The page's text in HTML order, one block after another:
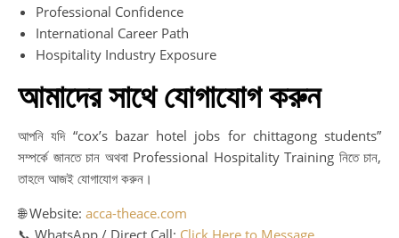
Professional Confidence
International Career Path
Hospitality Industry Exposure
আমাদের সাথে যোগাযোগ করুন
আপনি যদি “cox’s bazar hotel jobs for chittagong students”
সম্পর্কে জানতে চান অথবা Professional Hospitality Training নিতে চান,
তাহলে আজই যোগাযোগ করুন।
🌐 Website: acca-theace.com
📞 WhatsApp / Direct Call: Click Here to Message